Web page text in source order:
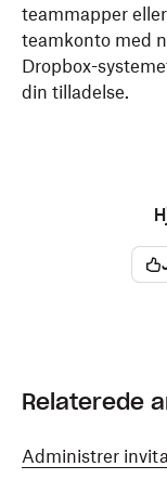
teammapper
teamkonto med
Dropbox-
din tilladelse.
Relaterede
Administrer